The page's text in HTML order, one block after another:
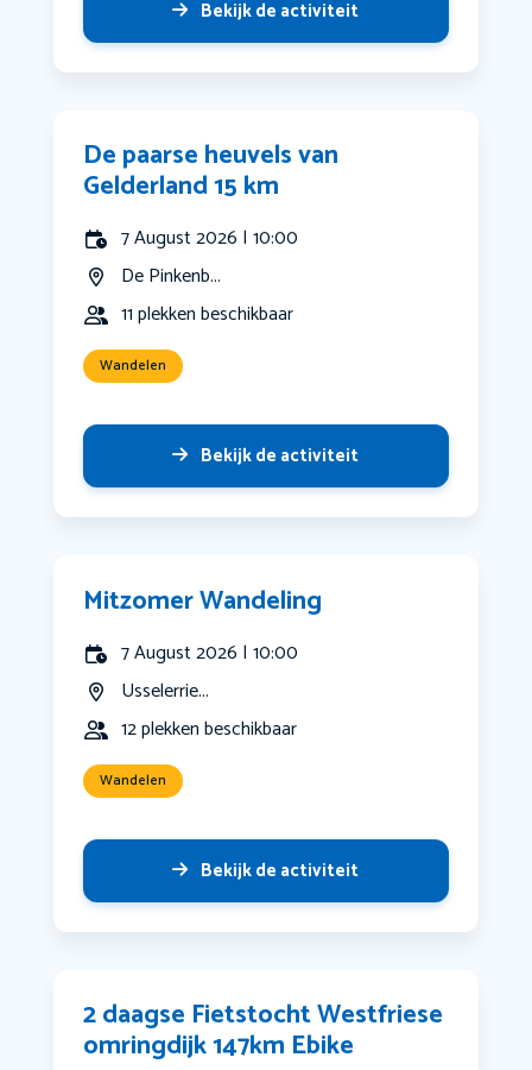
Bekijk de activiteit
De paarse heuvels van
Gelderland 15 km
7 August 2026 | 10:00
De Pinkenb...
11 plekken beschikbaar
Wandelen
Bekijk de activiteit
Mitzomer Wandeling
7 August 2026 | 10:00
Usselerrie...
12 plekken beschikbaar
Wandelen
Bekijk de activiteit
2 daagse Fietstocht Westfriese
omringdijk 147km Ebike